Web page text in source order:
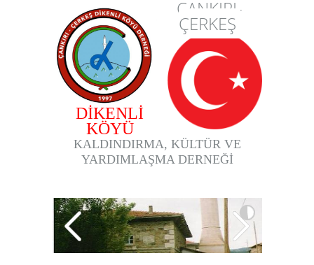
ÇANKIRI-
ÇERKEŞ
DİKENLİ
KÖYÜ
KALDINDIRMA, KÜLTÜR VE
YARDIMLAŞMA DERNEĞİ